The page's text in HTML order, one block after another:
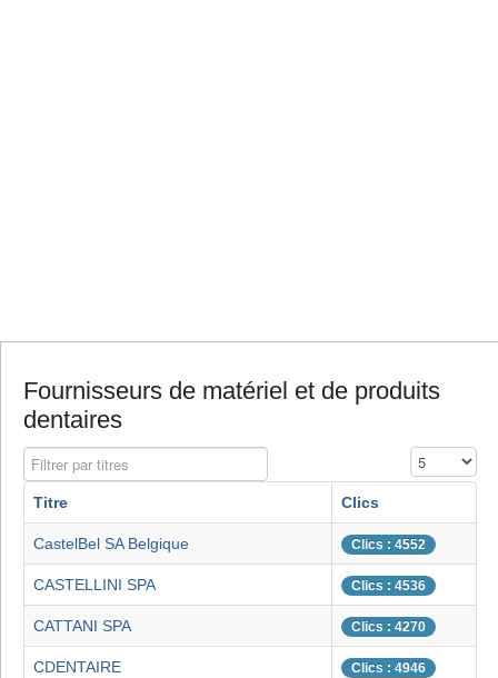
Fournisseurs de matériel et de produits
dentaires
Filtrer par titres Affichage #
Titre Clics
CastelBel SA Belgique Clics : 4552
CASTELLINI SPA Clics : 4536
CATTANI SPA Clics : 4270
CDENTAIRE Clics : 4946